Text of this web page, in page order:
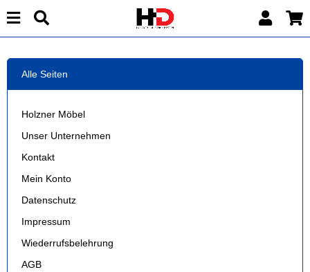
Alle Seiten
Holzner Möbel
Unser Unternehmen
Kontakt
Mein Konto
Datenschutz
Impressum
Wiederrufsbelehrung
AGB